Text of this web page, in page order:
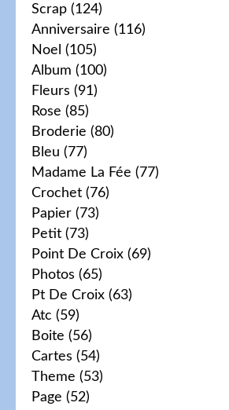
Scrap (124)
Anniversaire (116)
Noel (105)
Album (100)
Fleurs (91)
Rose (85)
Broderie (80)
Bleu (77)
Madame La Fée (77)
Crochet (76)
Papier (73)
Petit (73)
Point De Croix (69)
Photos (65)
Pt De Croix (63)
Atc (59)
Boite (56)
Cartes (54)
Theme (53)
Page (52)